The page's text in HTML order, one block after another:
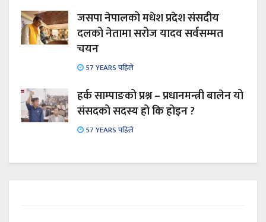
जसपा नेपालको मधेश प्रदेश संसदीय
दलको नेतामा सरोज यादव सर्वसम्मत
चयन
57 YEARS पहिले
हर्क साम्पाङको प्रश्न – प्रधानमन्त्री बालेन यो
संसदको सदस्य हो कि होइन ?
57 YEARS पहिले